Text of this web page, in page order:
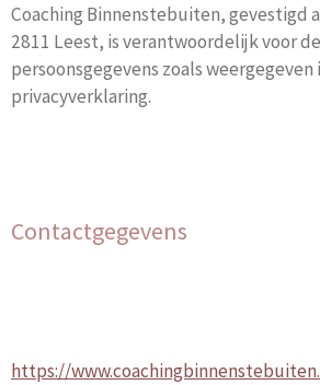
Coaching Binnenstebuiten, gevestigd
2811 Leest, is verantwoordelijk voor
persoonsgegevens zoals weergegeven
privacyverklaring.
Contactgegevens
https://